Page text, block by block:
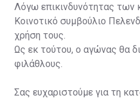
Λόγω επικινδυνότητας των
Κοινοτικό συμβούλιο
χρήση τους.
Ως εκ τούτου, ο αγώνας θα
φιλάθλους.
Σας ευχαριστούμε για τη